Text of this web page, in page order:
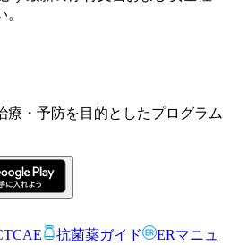
・予防を目的としたプログラム
抗菌薬ガイド
ERマニュ